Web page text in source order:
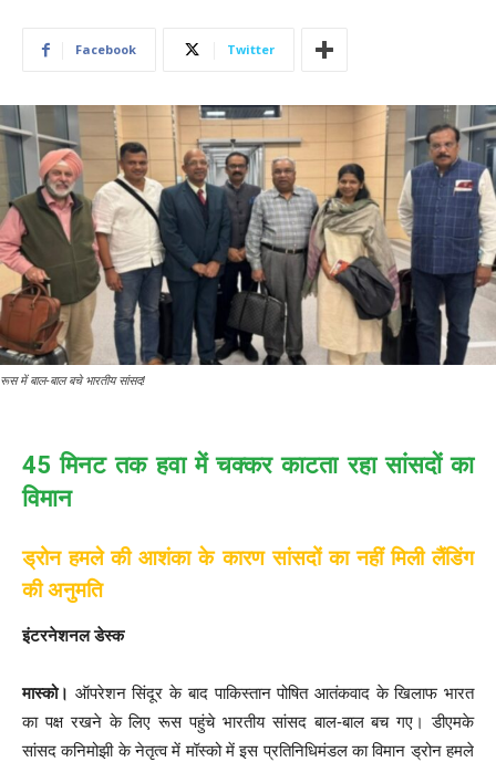
Facebook Twitter
रूस में बाल-बाल बचे भारतीय सांसद!
45 मिनट तक हवा में चक्कर काटता रहा सांसदों का
विमान
ड्रोन हमले की आशंका के कारण सांसदों का नहीं मिली लैंडिंग
की अनुमति
इंटरनेशनल डेस्क
मास्को। ऑपरेशन सिंदूर के बाद पाकिस्तान पोषित आतंकवाद के खिलाफ भारत
का पक्ष रखने के लिए रूस पहुंचे भारतीय सांसद बाल-बाल बच गए। डीएमके
सांसद कनिमोझी के नेतृत्व में मॉस्को में इस प्रतिनिधिमंडल का विमान ड्रोन हमले